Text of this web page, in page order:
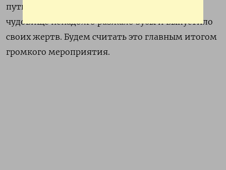
путинского режима. Удалось сделать так, что
чудовище ненадолго разжало зубы и выпустило
своих жертв. Будем считать это главным итогом
громкого мероприятия.